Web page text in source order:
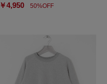
￥4,95050%OFF